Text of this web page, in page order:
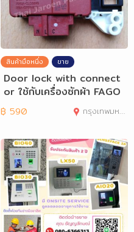
สินค้ามือหนึ่ง ขาย
Door lock with connect
or ใช้กับเครื่องซักผ้า FAGO
R รุ่น 3F-2
฿ 590 กรุงเทพมหานคร